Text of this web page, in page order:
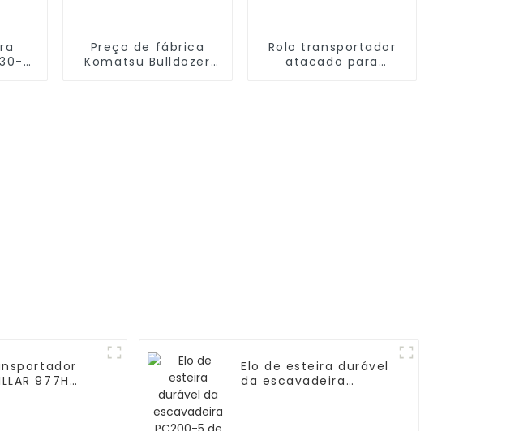
Preço de fábrica
Komatsu Bulldozer
Rolo transportador
atacado para
977H
Elo de esteira durável
da escavadeira